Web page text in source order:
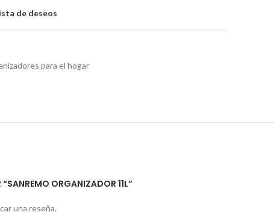
de deseos
para el hogar
“SANREMO ORGANIZADOR 11L”
una reseña.